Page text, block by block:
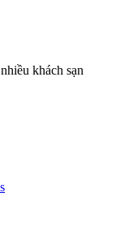
khách sạn